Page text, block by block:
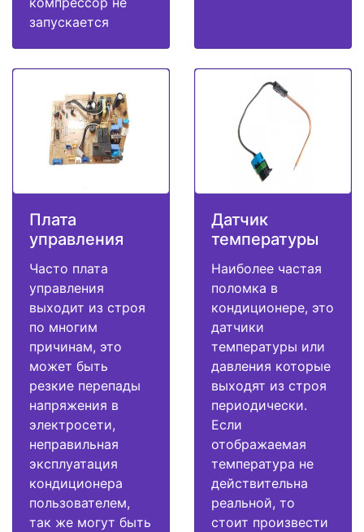
запускается
Плата
управления
Часто плата
управления
выходит из строя
по многим
причинам, это
может быть
резкие перепады
напряжения в
электросети,
неправильная
эксплуатация
кондиционера
пользователем,
так же могут быть
Датчик
температуры
Наиболее частая
поломка в
кондиционере, это
датчики
температуры или
давления которые
выходят из строя
периодически.
Если
отображаемая
температура не
действительна
реальной, то
стоит произвести